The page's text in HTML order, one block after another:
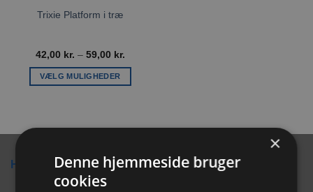
Trixie Platform i træ
42,00 kr. – 59,00 kr.
VÆLG MULIGHEDER
Mulighederne
kan
Hvorfor vælge Rabbitpet?
×
Denne hjemmeside bruger
cookies